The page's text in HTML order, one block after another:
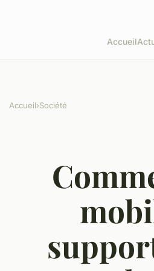
Accueil
Accueil›Société